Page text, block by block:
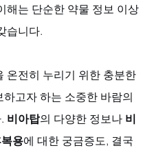
해는 단순한 약물 정보 이상
습니다.
온전히 누리기 위한 충분한
하고자 하는 소중한 바람의
비아탑의 다양한 정보나 비
용에 대한 궁금증도, 결국